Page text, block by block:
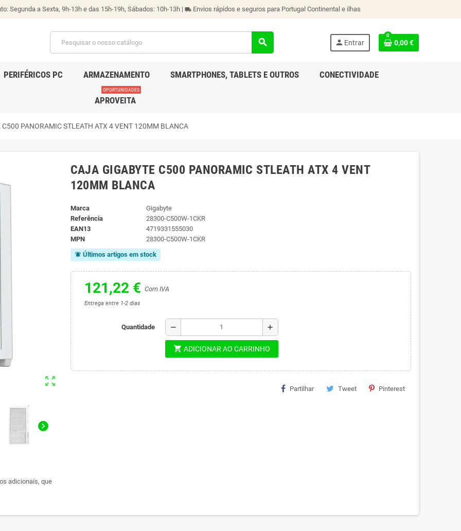
Segunda a Sexta, 9h-13h e das 15h-19h, Sábados: 10h-13h | local_shipping Envios rápidos e seguros para Portugal Continental e ilhas
search person Entrar
0
0,00 €
PERIFÉRICOS PC ARMAZENAMENTO SMARTPHONES, TABLETS E OUTROS CONECTIVIDADE
APROVEITA
OPORTUNIDADES
C500 PANORAMIC STLEATH ATX 4 VENT 120MM BLANCA
zoom_out_map
chevron_right
adicionais, que
CAJA GIGABYTE C500 PANORAMIC STLEATH ATX 4 VENT
120MM BLANCA
Marca
Gigabyte
Referência
28300-C500W-1CKR
EAN13
4719331555030
MPN
28300-C500W-1CKR
notifications_active Últimos artigos em stock
121,22 € Com IVA
Entrega entre 1-2 dias
Quantidade remove add
shopping_cart ADICIONAR AO CARRINHO
Partilhar Tweet Pinterest